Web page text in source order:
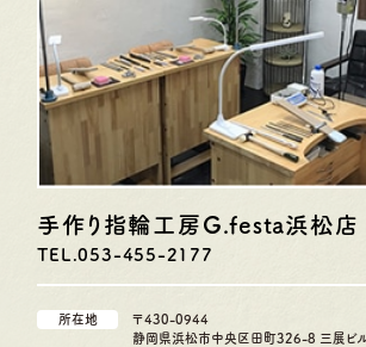
手作り指輪工房G.festa浜松店
TEL.053-455-2177
所在地
〒430-0944
静岡県浜松市中央区田町326-8 三展ビ